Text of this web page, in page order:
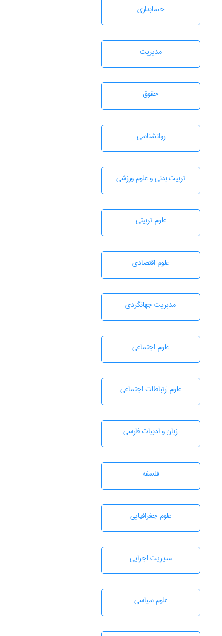
حسابداری
مديريت
حقوق
روانشناسی
تربيت بدنی و علوم ورزشی
علوم تربيتی
علوم اقتصادی
مديريت جهانگردی
علوم اجتماعی
علوم ارتباطات اجتماعی
زبان و ادبيات فارسی
فلسفه
علوم جغرافيايی
مديريت اجرايی
علوم سياسی